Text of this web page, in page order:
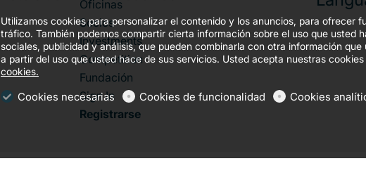
Oficinas
Socios
Investments
Competition
Fundación
Sign In
Registrarse
Utilizamos cookies para personalizar el contenido y los anuncios, para ofrecer
tráfico. También podemos compartir cierta información sobre el uso que usted
sociales, publicidad y análisis, que pueden combinarla con otra información
a partir del uso que usted hace de sus servicios. Usted acepta nuestras
cookies.
Cookies necesarias Cookies de funcionalidad Cookies